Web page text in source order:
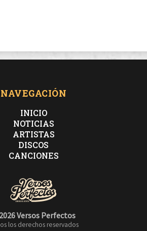
NAVEGACIÓN
INICIO
NOTICIAS
ARTISTAS
DISCOS
CANCIONES
Versos Perfectos
los derechos reservados